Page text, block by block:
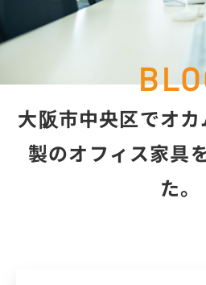
大阪市中央区でオ
製のオフィス家具
た。